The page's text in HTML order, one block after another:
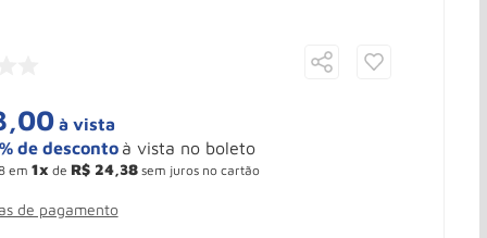
,00à vista
em 1 de R$ 24,38sem juros no cartão
de pagamento